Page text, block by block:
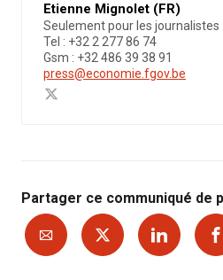
Etienne Mignolet (FR)
Seulement pour les journalistes
Tel : +32 2 277 86 74
Gsm : +32 486 39 38 91
press@economie.fgov.be
Partager ce communiqué de